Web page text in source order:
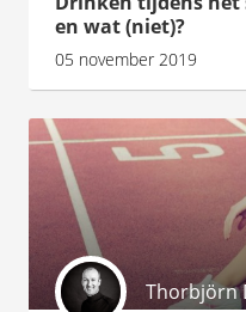
en wat (niet)?
05 november 2019
Thorbjörn